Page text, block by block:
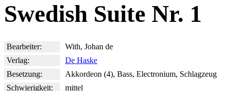
Swedish Suite Nr. 1
Bearbeiter:
With, Johan de
Verlag:
De Haske
Besetzung:
Akkordeon (4), Bass, Electronium, Schlagzeug
Schwierigkeit:
mittel